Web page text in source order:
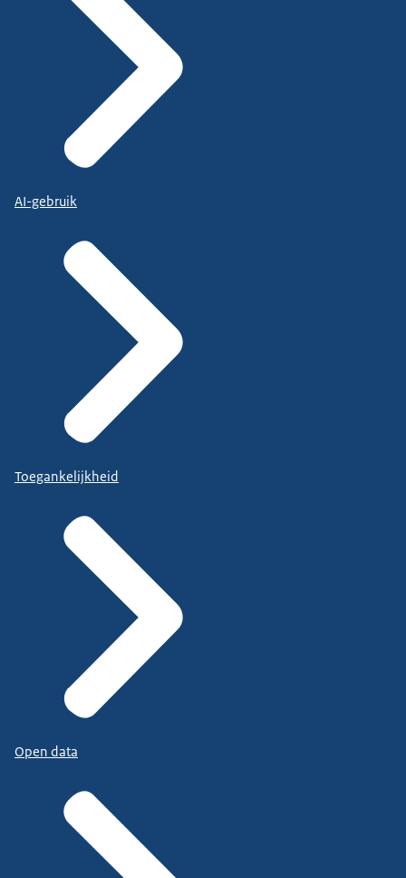
AI-gebruik
Toegankelijkheid
Open data